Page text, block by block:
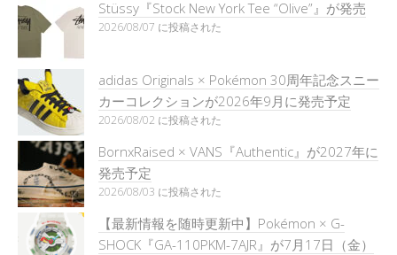
Stüssy『Stock New York Tee “Olive”』が発売
2026/08/07 に投稿された
adidas Originals × Pokémon 30周年記念スニー
カーコレクションが2026年9月に発売予定
2026/08/02 に投稿された
BornxRaised × VANS『Authentic』が2027年に
発売予定
2026/08/03 に投稿された
【最新情報を随時更新中】Pokémon × G-
SHOCK『GA-110PKM-7AJR』が7月17日（金）